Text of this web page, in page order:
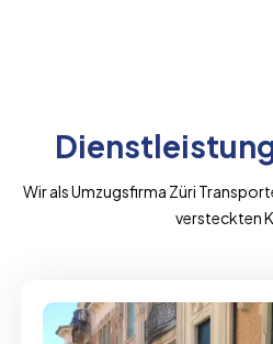
Wir als Umzugsfirma Züri
versteckten